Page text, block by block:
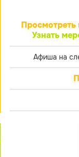
Просмотреть
Узнать
Афиша на